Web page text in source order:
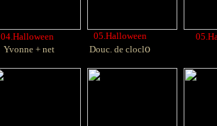
04.Halloween 05.Halloween
Yvonne + net Douc. de cloclo